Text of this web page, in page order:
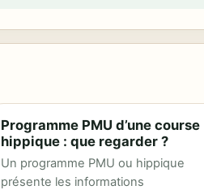
Programme PMU d’une course
hippique : que regarder ?
Un programme PMU ou hippique
présente les informations